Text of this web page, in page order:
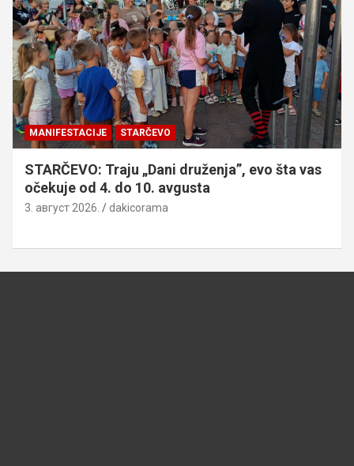
MANIFESTACIJE STARČEVO
STARČEVO: Traju „Dani druženja”, evo šta vas
očekuje od 4. do 10. avgusta
3. август 2026. dakicorama